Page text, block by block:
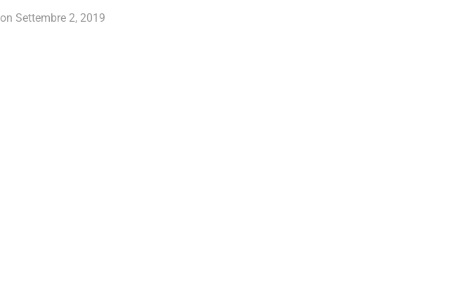
on Settembre 2, 2019